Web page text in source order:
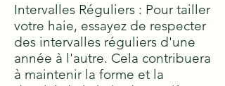
Intervalles Réguliers : Pour tailler
votre haie, essayez de respecter
des intervalles réguliers d'une
année à l'autre. Cela contribuera
à maintenir la forme et la